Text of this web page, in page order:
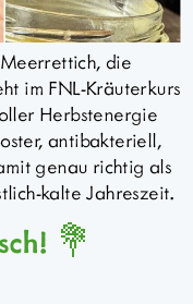
die
im FNL-Kräuterkurs
Herbstenergie
antibakteriell,
genau richtig als
kalte Jahreszeit.
💐